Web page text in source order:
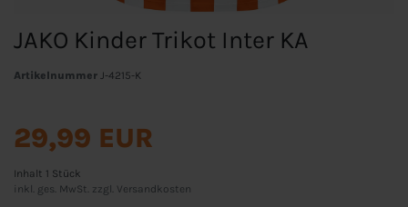
JAKO Kinder Trikot Inter KA
Artikelnummer J-4215-K
29,99 EUR
Inhalt 1 Stück
inkl. ges. MwSt. zzgl. Versandkosten